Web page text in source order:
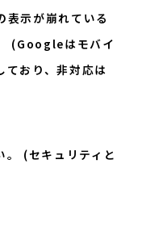
示が崩れている
(Googleはモバイ
ており、非対応は
。 (セキュリティと